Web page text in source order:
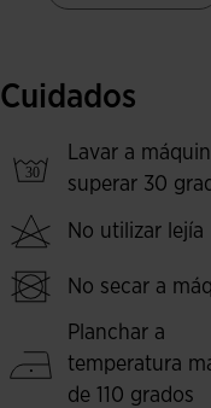
ultrarresistente
(10.000 mm),
waterproof
y los
para elevar la
Cuidados
Lavar a
superar 30
No utilizar lejía
No secar a
Planchar a
temperatura
de 110 grados